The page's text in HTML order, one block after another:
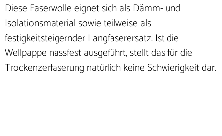
Diese Faserwolle eignet sich als Dämm- und
Isolationsmaterial sowie teilweise als
festigkeitsteigernder Langfaserersatz. Ist die
Wellpappe nassfest ausgeführt, stellt das für die
Trockenzerfaserung natürlich keine Schwierigkeit dar.